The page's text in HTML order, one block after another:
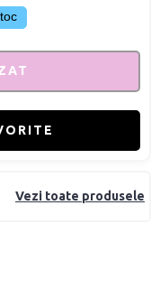
Vezi toate produsele